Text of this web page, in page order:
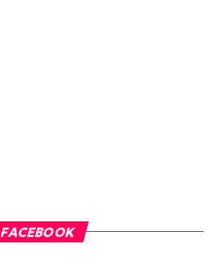
FACEBOOK